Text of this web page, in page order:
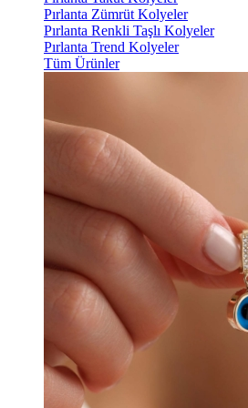
Pırlanta Zümrüt Kolyeler
Pırlanta Renkli Taşlı Kolyeler
Pırlanta Trend Kolyeler
Tüm Ürünler